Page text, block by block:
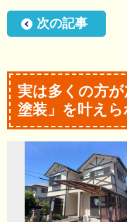
次の記事
実は多くの方
塗装」を叶えら